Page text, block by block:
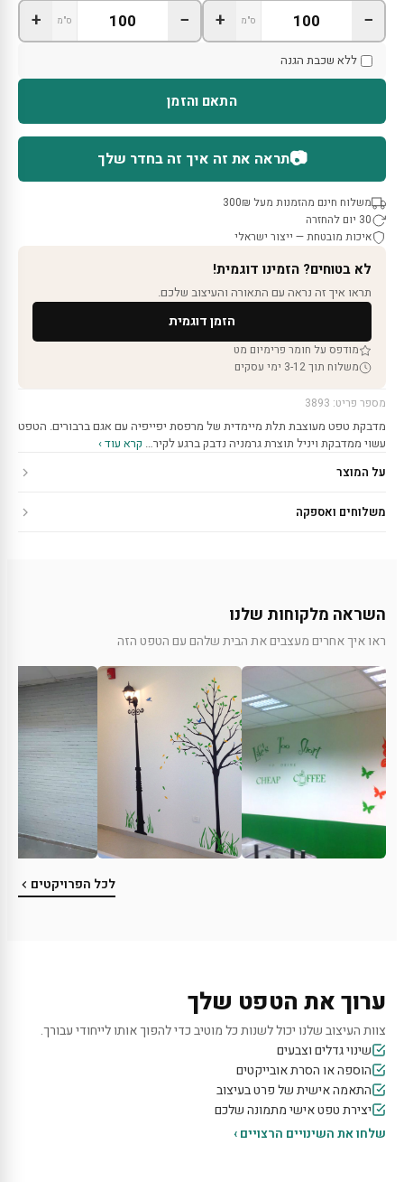
− ס"מ +
− ס"מ +
ללא שכבת הגנה
התאם והזמן
📷תראה את זה איך זה בחדר שלך
משלוח חינם מהזמנות מעל 300₪
30 יום להחזרה
איכות מובטחת — ייצור ישראלי
לא בטוחים? הזמינו דוגמית!
תראו איך זה נראה עם התאורה והעיצוב שלכם.
הזמן דוגמית
מודפס על חומר פרימיום מט
משלוח תוך 3-12 ימי עסקים
מספר פריט: 3893
מדבקת טפט מעוצבת תלת מיימדית של מרפסת יפייפיה עם אגם ברבורים. הטפט
עשוי ממדבקת ויניל תוצרת גרמניה נדבק ברגע לקיר… קרא עוד ›
על המוצר
משלוחים ואספקה
השראה מלקוחות שלנו
ראו איך אחרים מעצבים את הבית שלהם עם הטפט הזה
לכל הפרויקטים
ערוך את הטפט שלך
צוות העיצוב שלנו יכול לשנות כל מוטיב כדי להפוך אותו לייחודי עבורך.
שינוי גדלים וצבעים
הוספה או הסרת אובייקטים
התאמה אישית של פרט בעיצוב
יצירת טפט אישי מתמונה שלכם
שלחו את השינויים הרצויים ›